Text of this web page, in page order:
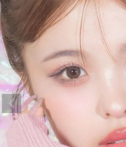
配送方法について
発送について
お支払い方法について
お買い物ガイド
お問い合わせ
よくあるご質問